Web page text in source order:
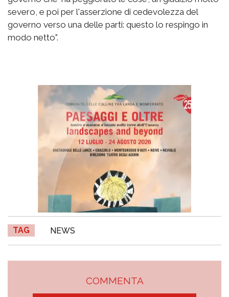
severo, e poi per l'asserzione di cedevolezza del
governo verso una delle parti: questo lo respingo in
modo netto".
TAG NEWS
COMMENTA